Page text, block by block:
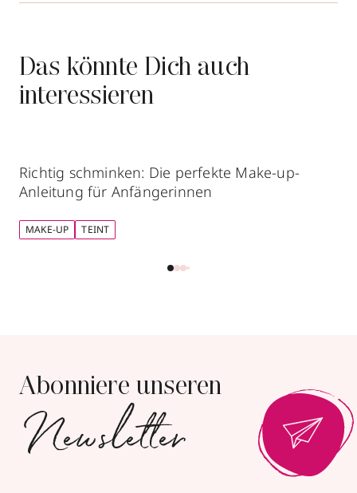
Das könnte Dich auch
interessieren
Richtig schminken: Die perfekte Make-up-
Anleitung für Anfängerinnen
MAKE-UP TEINT
Abonniere unseren
Newsletter